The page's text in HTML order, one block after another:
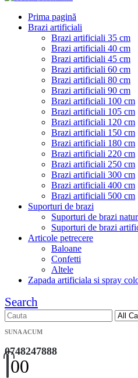
Prima pagină
Brazi artificiali
Brazi artificiali 35 cm
Brazi artificiali 40 cm
Brazi artificiali 45 cm
Brazi artificiali 60 cm
Brazi artificiali 80 cm
Brazi artificiali 90 cm
Brazi artificiali 100 cm
Brazi artificiali 105 cm
Brazi artificiali 120 cm
Brazi artificiali 150 cm
Brazi artificiali 180 cm
Brazi artificiali 220 cm
Brazi artificiali 250 cm
Brazi artificiali 300 cm
Brazi artificiali 400 cm
Brazi artificiali 500 cm
Suporturi de brazi
Suporturi de brazi
Suporturi de brazi
Articole petrecere
Baloane
Confetti
Altele
Zapada artificiala si spray
Search
SUNA ACUM
0748247888
00